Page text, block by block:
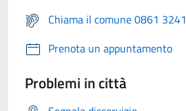
Chiama il comune 0861 3241
Prenota un appuntamento
Problemi in città